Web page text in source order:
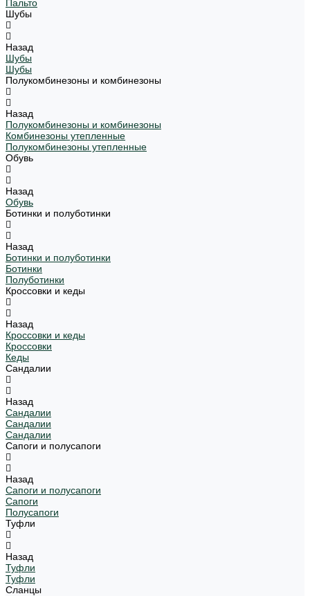
Пальто
Шубы
Назад
Шубы
Шубы
Полукомбинезоны и комбинезоны
Назад
Полукомбинезоны и комбинезоны
Комбинезоны утепленные
Полукомбинезоны утепленные
Обувь
Назад
Обувь
Ботинки и полуботинки
Назад
Ботинки и полуботинки
Ботинки
Полуботинки
Кроссовки и кеды
Назад
Кроссовки и кеды
Кроссовки
Кеды
Сандалии
Назад
Сандалии
Сандалии
Сандалии
Сапоги и полусапоги
Назад
Сапоги и полусапоги
Сапоги
Полусапоги
Туфли
Назад
Туфли
Туфли
Сланцы